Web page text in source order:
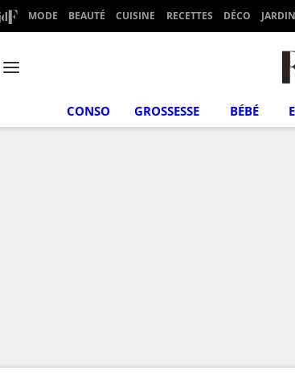
MODE BEAUTÉ CUISINE RECETTES DÉCO JARDIN
CONSO GROSSESSE BÉBÉ